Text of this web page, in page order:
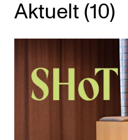
Gjennomføre konserter
Plakat, program og
Interne konserter og
Låne utstyr
Aktuelt (10)